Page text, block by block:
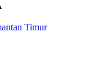
Timur